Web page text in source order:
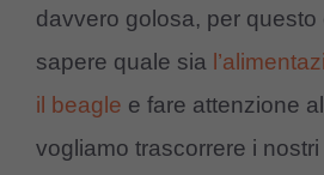
davvero golosa, per questo
sapere quale sia
il beagle e fare attenzione
vogliamo trascorrere i